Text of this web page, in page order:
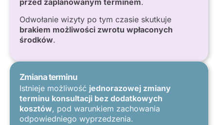
przed zaplanowanym terminem.
Odwołanie wizyty po tym czasie skutkuje
brakiem możliwości zwrotu wpłaconych
środków.
Zmiana terminu
Istnieje możliwość jednorazowej zmiany
terminu konsultacji bez dodatkowych
kosztów, pod warunkiem zachowania
odpowiedniego wyprzedzenia.